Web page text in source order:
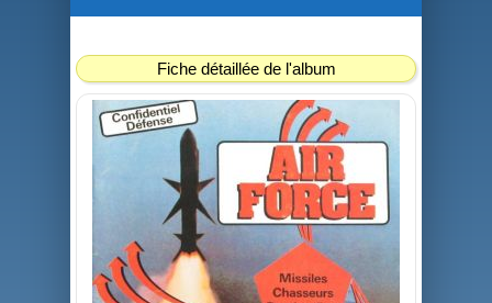
Fiche détaillée de l'album